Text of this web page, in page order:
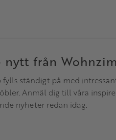
nytt från
fylls ständigt på med
Anmäl dig till våra
nyheter redan idag.